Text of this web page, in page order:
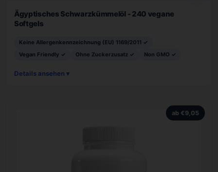
Ägyptisches Schwarzkümmelöl - 240 vegane
Softgels
Keine Allergenkennzeichnung (EU) 1169/2011 ✓
Vegan Friendly ✓
Ohne Zuckerzusatz ✓ Non GMO ✓
Details ansehen ▾
ab €9,05